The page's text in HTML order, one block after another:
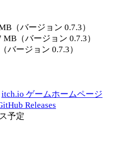
（バージョン 0.7.3）
MB（バージョン 0.7.3）
バージョン 0.7.3）
itch.io ゲームホームページ
Releases
予定